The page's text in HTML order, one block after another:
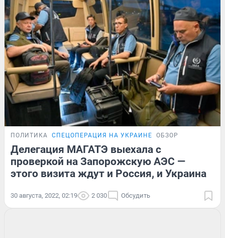
ПОЛИТИКА СПЕЦОПЕРАЦИЯ НА УКРАИНЕ ОБЗОР
Делегация МАГАТЭ выехала с
проверкой на Запорожскую АЭС —
этого визита ждут и Россия, и Украина
30 августа, 2022, 02:19 2 030 Обсудить